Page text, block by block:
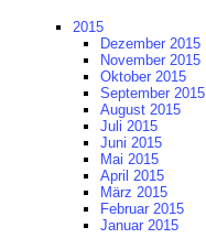
2015
Dezember 2015
November 2015
Oktober 2015
September 2015
August 2015
Juli 2015
Juni 2015
Mai 2015
April 2015
März 2015
Februar 2015
Januar 2015